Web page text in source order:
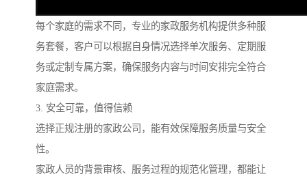
每个家庭的需求不同，专业的家政服务机构提供多种服
务套餐，客户可以根据自身情况选择单次服务、定期服
务或定制专属方案，确保服务内容与时间安排完全符合
家庭需求。
3. 安全可靠，值得信赖
选择正规注册的家政公司，能有效保障服务质量与安全
性。
家政人员的背景审核、服务过程的规范化管理，都能让